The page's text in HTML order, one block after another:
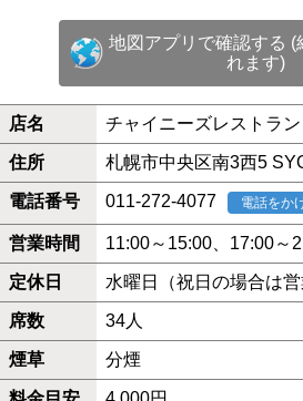
地図アプリで確認する (
れます)
店名 チャイニーズレストラ
住所 札幌市中央区南3西5
電話番号 011-272-4077 電話をか
営業時間 11:00～15:00、17:00～
定休日 水曜日（祝日の場合は営
席数 34人
煙草 分煙